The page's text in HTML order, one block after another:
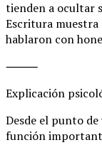
tienden a ocultar
Escritura muestra
hablaron con
⸻
Explicación
Desde el punto
función